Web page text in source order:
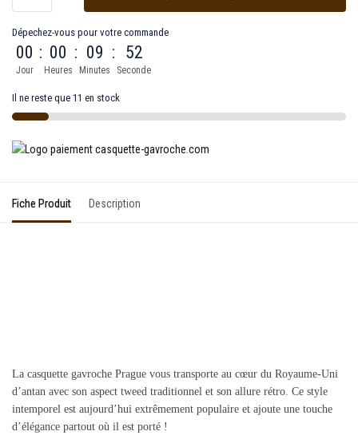
Dépechez-vous pour votre commande
00
Jour
: 00
Heures
: 09
Minutes
: 52
Seconde
Il ne reste que 11 en stock
Fiche Produit Description
La casquette gavroche Prague vous transporte au cœur du Royaume-Uni
d’antan avec son aspect tweed traditionnel et son allure rétro. Ce style
intemporel est aujourd’hui extrêmement populaire et ajoute une touche
d’élégance partout où il est porté !